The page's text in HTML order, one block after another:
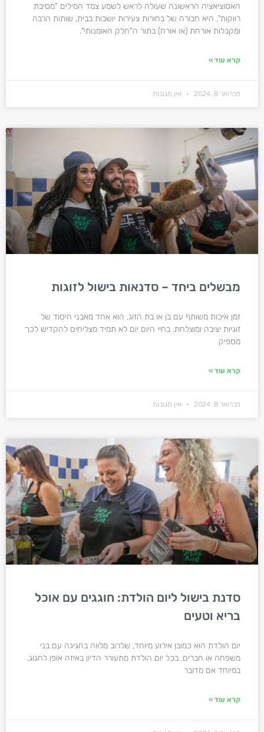
האסוציאציה הראשונה שעולה לראש לשמע צמד המילים "מסיבת
רווקות", היא חבורה של בחורות צעירות יושבות בבית, שותות הרבה
ומקבלות אורחת (או אורח) בתור ה"חלק האומנותי".
קרא עוד »
פברואר 8, 2024 אין תגובות
מבשלים ביחד – סדנאות בישול לזוגות
זמן איכות משותף עם בן או בת הזוג, הוא אחד מאבני היסוד של
זוגיות יציבה ומוצלחת. בחיי היום יום לא תמיד מצליחים להקדיש לכך
מספיק
קרא עוד »
פברואר 8, 2024 אין תגובות
סדנת בישול ליום הולדת: חוגגים עם אוכל
בריא וטעים
יום הולדת הוא כמובן אירוע מיוחד, שלרוב מלווה בחגיגה עם בני
משפחה או חברים. בכל יום הולדת מתעורר הדיון באיזה אופן לחגוג,
במיוחד אם מדובר
קרא עוד »